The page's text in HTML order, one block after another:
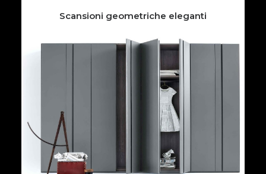
Scansioni geometriche eleganti